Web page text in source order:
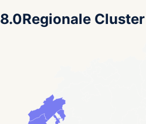
8.0Regionale Cluster